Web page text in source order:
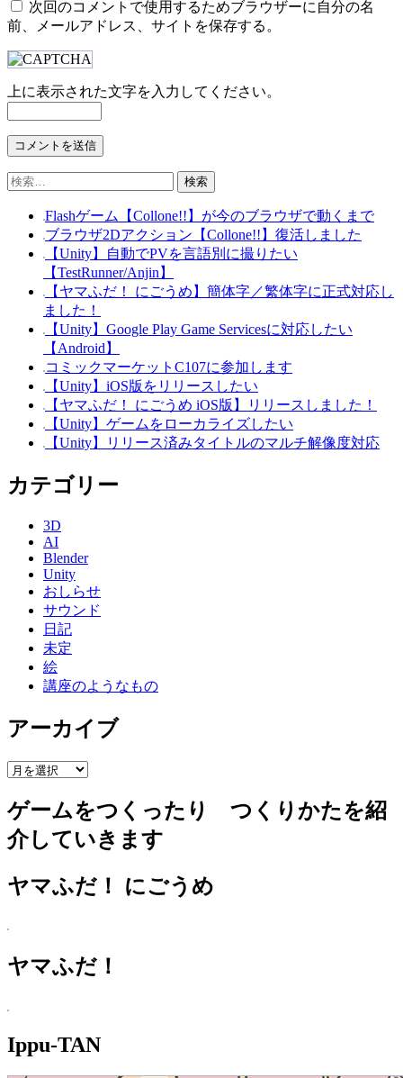
次回のコメントで使用するためブラウザーに自分の名
前、メールアドレス、サイトを保存する。
上に表示された文字を入力してください。
検
Flashゲーム【Collone!!】が今のブラウザで動くまで
ブラウザ2Dアクション【Collone!!】復活しました
【Unity】自動でPVを言語別に撮りたい
【TestRunner/Anjin】
【ヤマふだ！ にごうめ】簡体字／繁体字に正式対応し
ました！
【Unity】Google Play Game Servicesに対応したい
【Android】
コミックマーケットC107に参加します
【Unity】iOS版をリリースしたい
【ヤマふだ！ にごうめ iOS版】リリースしました！
【Unity】ゲームをローカライズしたい
【Unity】リリース済みタイトルのマルチ解像度対応
カテゴリー
3D
AI
Blender
Unity
おしらせ
サウンド
日記
未定
絵
講座のようなもの
アーカイブ
ア
カ
イ
ブ
ゲームをつくったり つくりかたを紹
介していきます
ヤマふだ！ にごうめ
ヤマふだ！
Ippu-TAN